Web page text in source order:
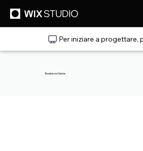
Per iniziare a progettare,